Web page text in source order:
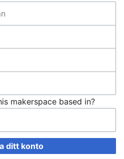
makerspace based in?
ditt konto